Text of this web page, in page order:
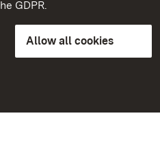
GDPR.
Allow all cookies
of Baden-Wuerttemberg